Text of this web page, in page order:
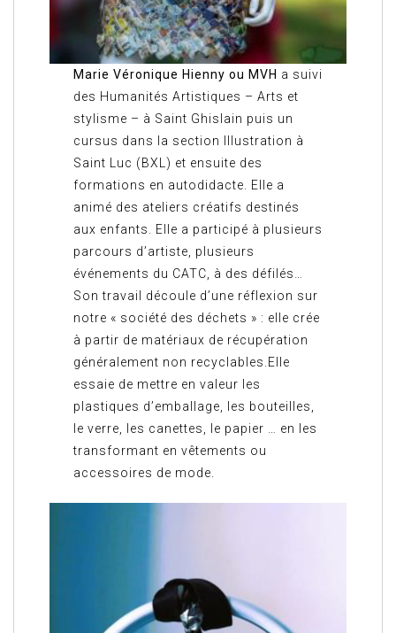
Marie Véronique Hienny ou MVH a suivi
des Humanités Artistiques – Arts et
stylisme – à Saint Ghislain puis un
cursus dans la section Illustration à
Saint Luc (BXL) et ensuite des
formations en autodidacte. Elle a
animé des ateliers créatifs destinés
aux enfants. Elle a participé à plusieurs
parcours d’artiste, plusieurs
événements du CATC, à des défilés…
Son travail découle d’une réflexion sur
notre « société des déchets » : elle crée
à partir de matériaux de récupération
généralement non recyclables.Elle
essaie de mettre en valeur les
plastiques d’emballage, les bouteilles,
le verre, les canettes, le papier … en les
transformant en vêtements ou
accessoires de mode.